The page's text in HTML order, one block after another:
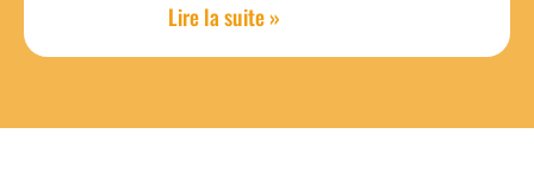
Lire la suite »